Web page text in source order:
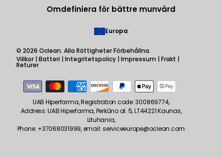
Omdefiniera för bättre munvård
Europa
© 2026 Oclean. Alla Rättigheter Förbehållna.
Villkor | Batteri | Integritetspolicy | Impressum | Frakt |
Returer
Betalningsmetoder
UAB Hiperfarma, Registration code: 300869774,
Address: UAB Hiperfarma, Perkūno al. 5, LT44221 Kaunas,
Lituhania,
Phone: +37068031999, email: serviceeurope@oclean.com